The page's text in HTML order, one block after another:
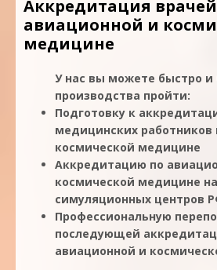
Аккредитация
авиационной и
медицине
У нас вы можете быстро и
производства пройти:
Подготовку к
медицинских работников
космической медицине
Аккредитацию по
космической медицине
симуляционных центров
Профессиональную
последующей
авиационной и